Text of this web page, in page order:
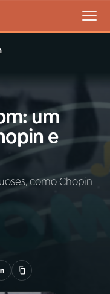
AO VIVO
um
e
como Chopin